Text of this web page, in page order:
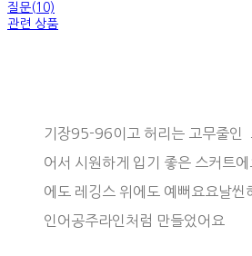
질문(10)
관련 상품
기장95-96이고 허리는 고무줄인
어서 시원하게 입기 좋은 스커트
에도 레깅스 위에도 예뻐요요날씬
인어공주라인처럼 만들었어요